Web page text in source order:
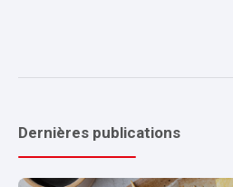
Dernières publications